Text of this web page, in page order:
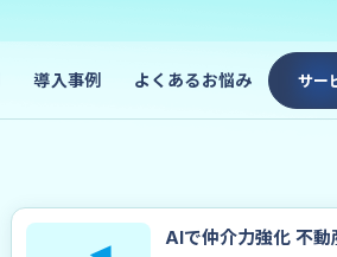
導入事例 よくあるお悩み サー
AIで仲介力強化 不動